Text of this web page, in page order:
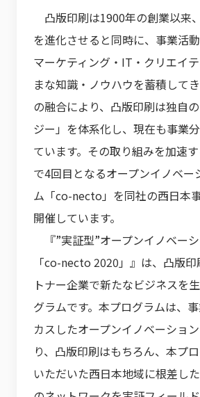
凸版印刷は1900年の創業以来
を進化させると同時に、事業活
マーケティング・IT・クリエイ
まな知識・ノウハウを蓄積して
の融合により、凸版印刷は独自
ジー」を体系化し、現在も事業
ています。その取り組みを加速
で4回目となるオープンイノベー
ム「co-necto」を同社の西日本
開催しています。
『”実証型”オープンイノベー
「co-necto 2020」』は、凸版
トナー企業で新たなビジネスを
グラムです。本プログラムは、
カスしたオープンイノベーショ
り、凸版印刷はもちろん、本プ
いただいた西日本地域に根差し